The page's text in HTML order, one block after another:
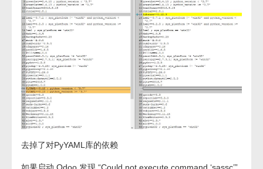
去掉了对PyYAML库的依赖